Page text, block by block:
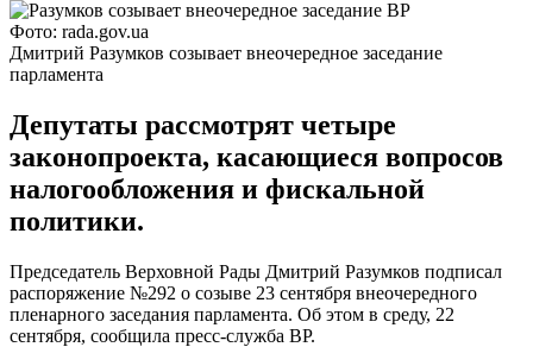
Фото: rada.gov.ua
Дмитрий Разумков созывает внеочередное заседание
парламента
Депутаты рассмотрят четыре
законопроекта, касающиеся вопросов
налогообложения и фискальной
политики.
Председатель Верховной Рады Дмитрий Разумков подписал
распоряжение №292 о созыве 23 сентября внеочередного
пленарного заседания парламента. Об этом в среду, 22
сентября, сообщила пресс-служба ВР.